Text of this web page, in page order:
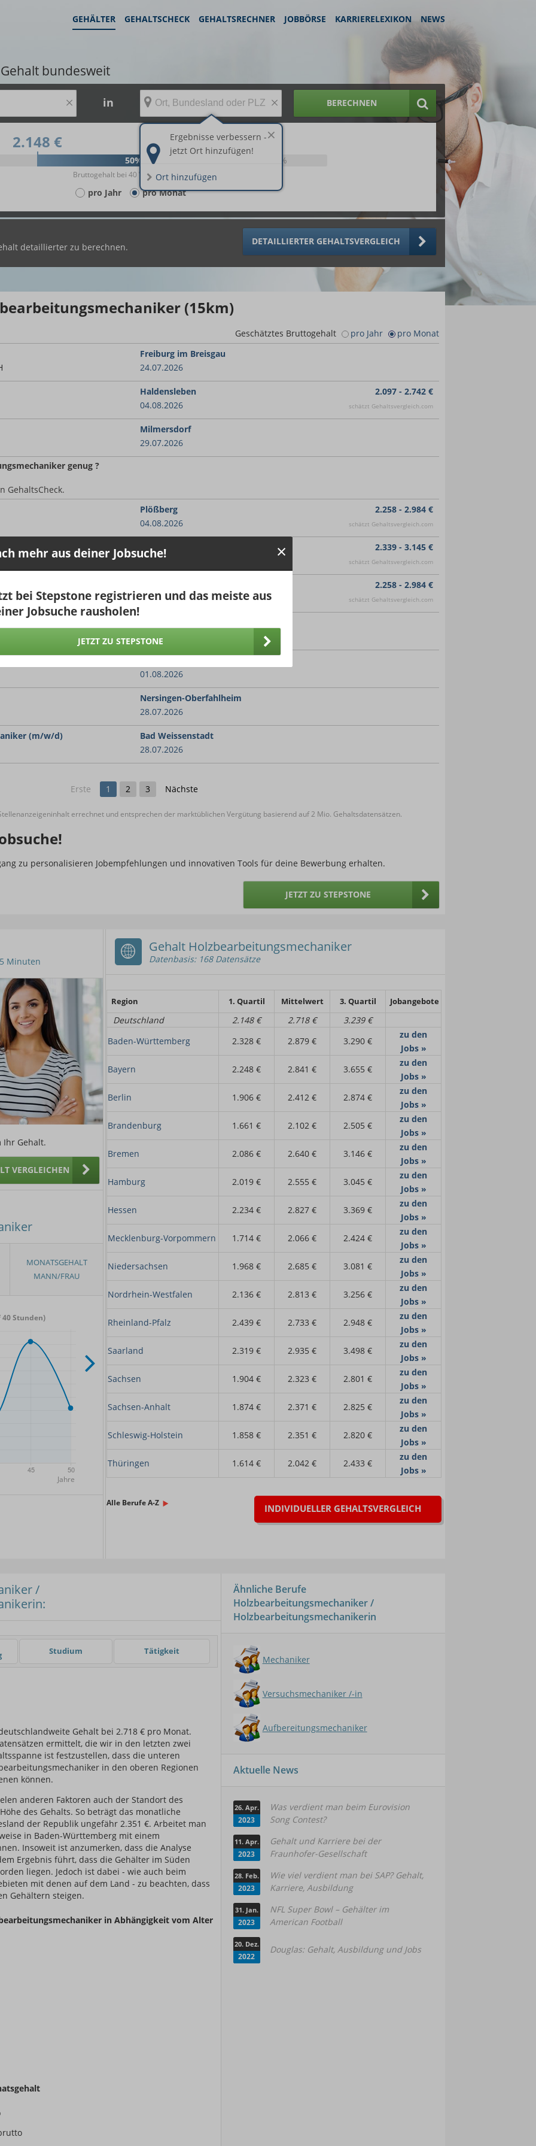
GEHÄLTER GEHALTSCHECK GEHALTSRECHNER JOBBÖRSE KARRIERELEXIKON NEWS
bundesweit
× in
Ergebnisse verbessern -
jetzt Ort hinzufügen!
Ort hinzufügen
× BERECHNEN
2.148 € 3.239 €
50% 25%
Bruttogehalt bei 40 Wochenstunden.
pro Jahr pro Monat
detaillierter zu berechnen.
DETAILLIERTER GEHALTSVERGLEICH
(15km)
Geschätztes Bruttogehalt pro Jahr
pro Monat
Freiburg im Breisgau
24.07.2026
Haldensleben
04.08.2026
2.097 - 2.742 €
schätzt Gehaltsvergleich.com
Milmersdorf
29.07.2026
genug ?
GehaltsCheck.
Plößberg
04.08.2026
2.258 - 2.984 €
schätzt Gehaltsvergleich.com
Sulzbach-Laufen
25.07.2026
2.339 - 3.145 €
schätzt Gehaltsvergleich.com
25.07.2026
2.258 - 2.984 €
schätzt Gehaltsvergleich.com
Co.KG
27.07.2026
01.08.2026
Nersingen-Oberfahlheim
28.07.2026
(m/w/d)
Bad Weissenstadt
28.07.2026
Erste 1 2 3 Nächste
errechnet und entsprechen der marktüblichen Vergütung basierend auf 2 Mio. Gehaltsdatensätzen.
zu personalisieren Jobempfehlungen und innovativen Tools für deine Bewerbung erhalten.
JETZT ZU STEPSTONE
mehr aus deiner Jobsuche!
bei Stepstone registrieren und das meiste aus
Jobsuche rausholen!
JETZT ZU STEPSTONE
Gehalt Holzbearbeitungsmechaniker
Datenbasis: 168 Datensätze
Region 1. Quartil Mittelwert 3. Quartil Jobangebote
Deutschland 2.148 € 2.718 €
3.239 €
Baden-Württemberg
2.328 € 2.879 € 3.290 €
zu den
Jobs »
Bayern
2.248 € 2.841 € 3.655 €
zu den
Jobs »
Berlin
1.906 € 2.412 € 2.874 €
zu den
Jobs »
Brandenburg
1.661 € 2.102 € 2.505 €
zu den
Jobs »
Bremen
2.086 € 2.640 € 3.146 €
zu den
Jobs »
Hamburg
2.019 € 2.555 € 3.045 €
zu den
Jobs »
Hessen
2.234 € 2.827 € 3.369 €
zu den
Jobs »
Mecklenburg-Vorpommern
1.714 € 2.066 € 2.424 €
zu den
Jobs »
Niedersachsen
1.968 € 2.685 € 3.081 €
zu den
Jobs »
Nordrhein-Westfalen
2.136 € 2.813 € 3.256 €
zu den
Jobs »
Rheinland-Pfalz
2.439 € 2.733 € 2.948 €
zu den
Jobs »
Saarland
2.319 € 2.935 € 3.498 €
zu den
Jobs »
Sachsen
1.904 € 2.323 € 2.801 €
zu den
Jobs »
Sachsen-Anhalt
1.874 € 2.371 € 2.825 €
zu den
Jobs »
Schleswig-Holstein
1.858 € 2.351 € 2.820 €
zu den
Jobs »
Thüringen
1.614 € 2.042 € 2.433 €
zu den
Jobs »
Alle Berufe A-Z INDIVIDUELLER GEHALTSVERGLEICH
Minuten
Ihr Gehalt.
VERGLEICHEN
Stunden)
/
Studium Tätigkeit
Gehalt bei 2.718 € pro Monat.
ermittelt, die wir in den letzten zwei
ist festzustellen, dass die unteren
in den oberen Regionen
können.
anderen Faktoren auch der Standort des
des Gehalts. So beträgt das monatliche
der Republik ungefähr 2.351 €. Arbeitet man
in Baden-Württemberg mit einem
Insoweit ist anzumerken, dass die Analyse
Ergebnis führt, dass die Gehälter im Süden
liegen. Jedoch ist dabei - wie auch beim
mit denen auf dem Land - zu beachten, dass
Gehältern steigen.
in Abhängigkeit vom Alter
Ähnliche Berufe
Holzbearbeitungsmechaniker /
Holzbearbeitungsmechanikerin
Mechaniker
Versuchsmechaniker /-in
Aufbereitungsmechaniker
Aktuelle News
26. Apr.
2023
Was verdient man beim Eurovision
Song Contest?
11. Apr.
2023
Gehalt und Karriere bei der
Fraunhofer-Gesellschaft
28. Feb.
2023
Wie viel verdient man bei SAP? Gehalt,
Karriere, Ausbildung
31. Jan.
2023
NFL Super Bowl – Gehälter im
American Football
20. Dez.
2022
Douglas: Gehalt, Ausbildung und Jobs